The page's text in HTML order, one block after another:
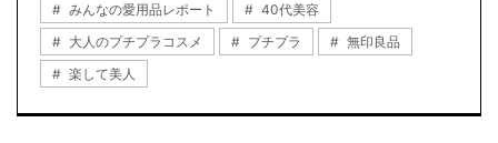
みんなの愛用品レポート
40代美容
大人のプチプラコスメ
プチプラ
無印良品
楽して美人